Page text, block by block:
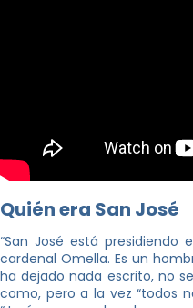
Quién era San José
“San José está presidiendo
cardenal Omella. Es un
ha dejado nada escrito, no
como, pero a la vez “todos